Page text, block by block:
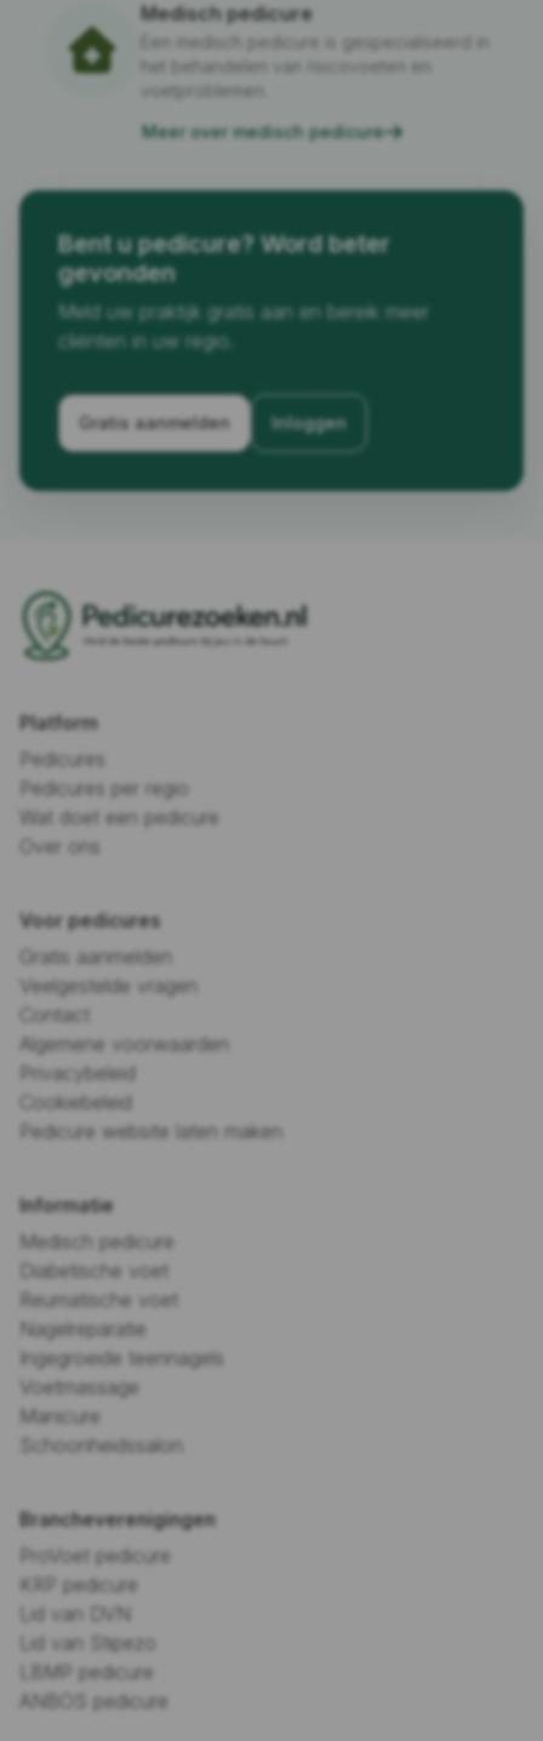
Medisch pedicure
Een medisch pedicure is gespecialiseerd in
het behandelen van risicovoeten en
voetproblemen.
Meer over medisch pedicure
Bent u pedicure? Word beter
gevonden
Meld uw praktijk gratis aan en bereik meer
cliënten in uw regio.
Gratis aanmelden Inloggen
Platform
Pedicures
Pedicures per regio
Wat doet een pedicure
Over ons
Voor pedicures
Gratis aanmelden
Veelgestelde vragen
Contact
Algemene voorwaarden
Privacybeleid
Cookiebeleid
Pedicure website laten maken
Informatie
Medisch pedicure
Diabetische voet
Reumatische voet
Nagelreparatie
Ingegroeide teennagels
Voetmassage
Manicure
Schoonheidssalon
Brancheverenigingen
ProVoet pedicure
KRP pedicure
Lid van DVN
Lid van Stipezo
LBMP pedicure
ANBOS pedicure